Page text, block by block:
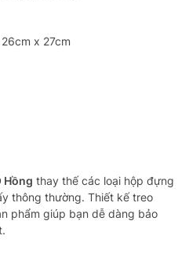
x 27cm
Hồng thay thế các loại hộp đựng
thông thường. Thiết kế treo
phẩm giúp bạn dễ dàng bảo